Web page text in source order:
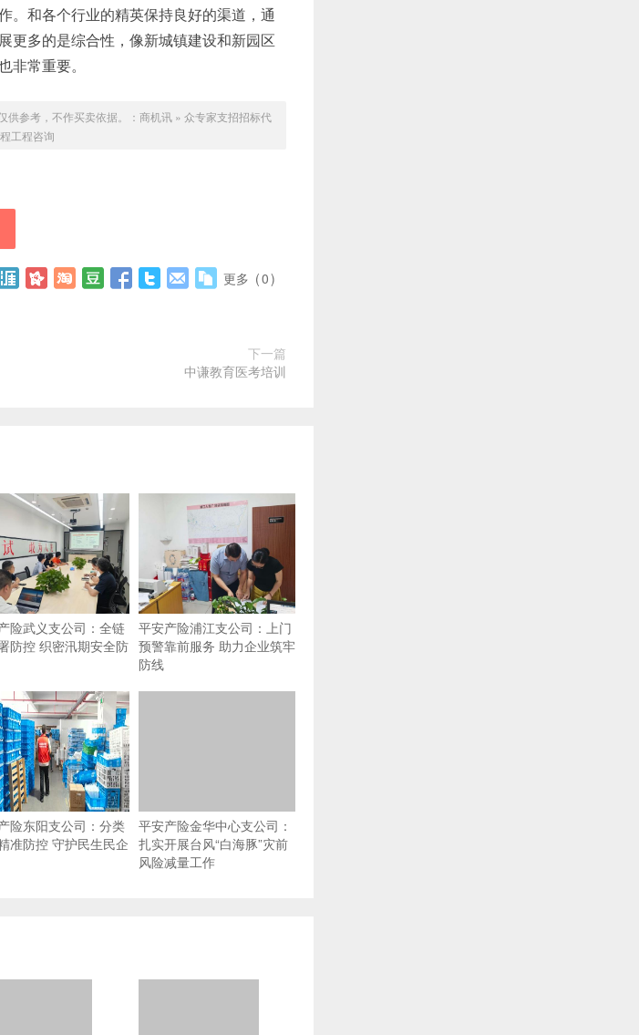
。和各个行业的精英保持良好的渠道，通
更多的是综合性，像新城镇建设和新园区
常重要。
参考，不作买卖依据。： 商机讯» 众专家支招招标代
工程咨询
更多 (0)
下一篇
中谦教育医考培训
险武义支公司：全链
防控 织密汛期安全防
平安产险浦江支公司：上门
预警靠前服务 助力企业筑牢
防线
险东阳支公司：分类
准防控 守护民生民企
平安产险金华中心支公司：
扎实开展台风“白海豚”灾前
风险减量工作